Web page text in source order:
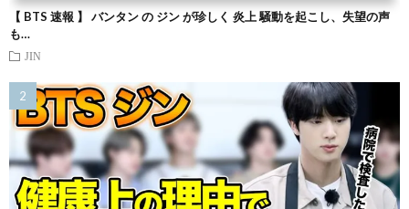
【 BTS 速報 】 バンタン の ジン が珍しく 炎上 騒動を起こし、失望の声
も…
JIN